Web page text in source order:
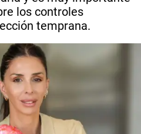
los controles
temprana.